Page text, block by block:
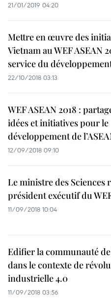
21/01/2019 04:20
Mettre en œuvre des
Vietnam au WEF ASEAN
service du
22/10/2018 03:13
WEF ASEAN 2018 :
idées et initiatives pour le
développement de
12/09/2018 09:10
Le ministre des Sciences
président exécutif du
11/09/2018 10:04
Edifier la communauté de
dans le contexte de
industrielle 4.0
11/09/2018 03:56